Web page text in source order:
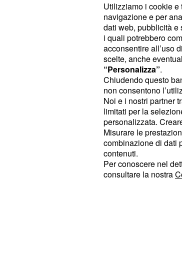
Weekend di probabili
professionale.
2° posto Vergine:
che il secondo segno di
ottime chance di
sopratutto nel
:
Utilizziamo i cookie
navigazione e per
dati web, pubblicità e
i quali potrebbero
acconsentire all’uso
scelte, anche
“Personalizza”.
Chiudendo questo
non consentono
Noi e i nostri partner
limitati per la
personalizzata.
Misurare le
combinazione di dati
contenuti.
Per conoscere nel
consultare la nostra